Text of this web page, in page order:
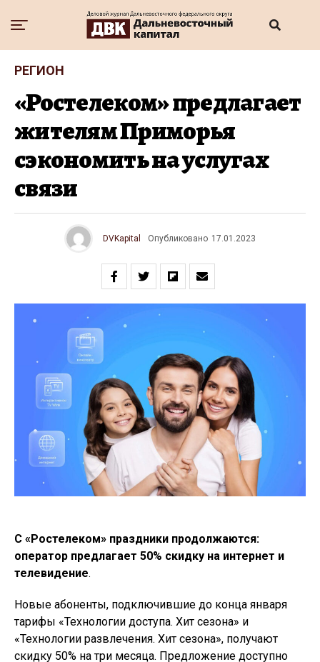
РЕГИОН
«Ростелеком» предлагает
жителям Приморья
сэкономить на услугах
связи
DVKapital Опубликовано 17.01.2023
С «Ростелеком» праздники продолжаются:
оператор предлагает 50% скидку на интернет и
телевидение.
Новые абоненты, подключившие до конца января
тарифы «Технологии доступа. Хит сезона» и
«Технологии развлечения. Хит сезона», получают
скидку 50% на три месяца. Предложение доступно